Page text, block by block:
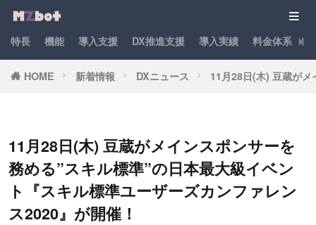
特長 機能 導入支援 DX推進支援 導入実績 料金体系
HOME 新着情報 DXニュース 11月28日(木) 豆蔵がメ
11月28日(木) 豆蔵がメインスポンサーを
務める”スキル標準”の日本最大級イベン
ト『スキル標準ユーザーズカンファレン
ス2020』が開催！